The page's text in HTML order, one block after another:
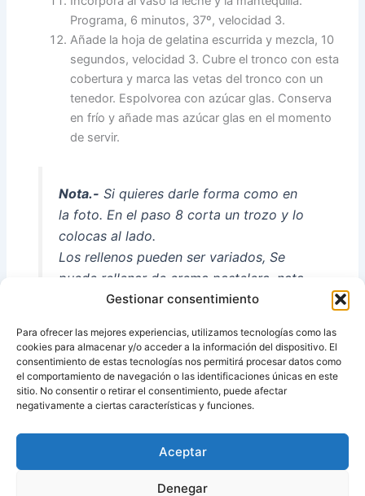
Gestionar consentimiento
Para ofrecer las mejores experiencias, utilizamos tecnologías como las
cookies para almacenar y/o acceder a la información del dispositivo. El
consentimiento de estas tecnologías nos permitirá procesar datos como
el comportamiento de navegación o las identificaciones únicas en este
sitio. No consentir o retirar el consentimiento, puede afectar
negativamente a ciertas características y funciones.
Aceptar
Denegar
Programa, 6 minutos, 37º, velocidad 3.
Añade la hoja de gelatina escurrida y mezcla, 10
segundos, velocidad 3. Cubre el tronco con esta
cobertura y marca las vetas del tronco con un
tenedor. Espolvorea con azúcar glas. Conserva
en frío y añade mas azúcar glas en el momento
de servir.
Nota.- Si quieres darle forma como en
la foto. En el paso 8 corta un trozo y lo
colocas al lado.
Los rellenos pueden ser variados, Se
puede rellenar de crema pastelera, nata
montada u otra cosa que se te ocurra.
rallado en vez de azúcar glas.
ANTERIOR SIGUIENTE